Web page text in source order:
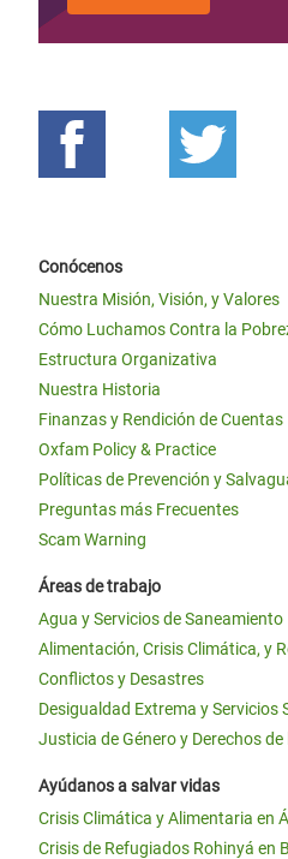
Conócenos
Nuestra Misión, Visión, y Valores
Cómo Luchamos Contra la
Estructura Organizativa
Nuestra Historia
Finanzas y Rendición de Cuentas
Oxfam Policy & Practice
Políticas de Prevención y
Preguntas más Frecuentes
Scam Warning
Áreas de trabajo
Agua y Servicios de Saneamiento
Alimentación, Crisis Climática, y
Conflictos y Desastres
Desigualdad Extrema y Servicios
Justicia de Género y Derechos
Ayúdanos a salvar vidas
Crisis Climática y Alimentaria en
Crisis de Refugiados Rohinyá en